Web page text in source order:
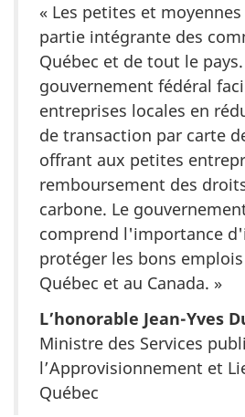
« Les petites et
partie intégrante des
Québec et de tout le
gouvernement fédéral
entreprises locales en
de transaction par carte
offrant aux petites
remboursement des
carbone. Le
comprend l'importance
protéger les bons
Québec et au Canada. »
L’honorable Jean-Yves
Ministre des Services
l’Approvisionnement et
Québec